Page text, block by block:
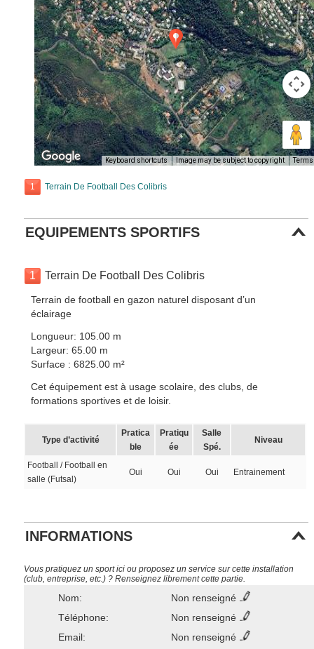
Keyboard shortcuts Image may be subject to copyright Terms
1 Terrain De Football Des Colibris
EQUIPEMENTS SPORTIFS
1 Terrain De Football Des Colibris
Terrain de football en gazon naturel disposant d’un
éclairage
Longueur: 105.00 m
Largeur: 65.00 m
Surface : 6825.00 m²
Cet équipement est à usage scolaire, des clubs, de
formations sportives et de loisir.
Type d’activité
Pratica
ble
Pratiqu
ée
Salle
Spé.
Niveau
Football / Football en
salle (Futsal)
Oui Oui Oui Entrainement
INFORMATIONS
Vous pratiquez un sport ici ou proposez un service sur cette installation
(club, entreprise, etc.) ? Renseignez librement cette partie.
Nom:
Non renseigné
Téléphone:
Non renseigné
Email:
Non renseigné